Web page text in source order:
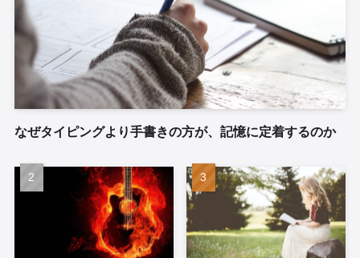
なぜタイピングより手書きの方が、記憶に定着するのか